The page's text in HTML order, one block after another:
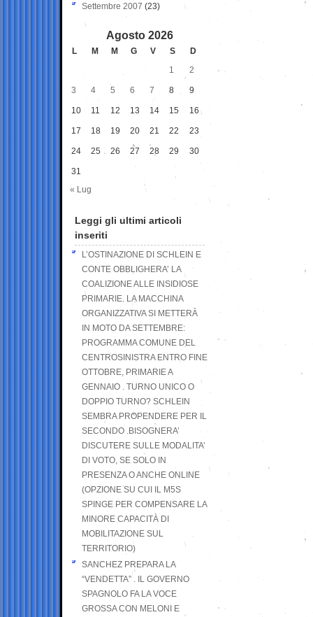
Settembre 2007 (23)
Agosto 2026
L M M G V S
D
1
2
3 4 5 6 7 8 9
10 11 12 13 14 15 16
17 18 19 20 21 22 23
24 25 26 27 28 29 30
31
« Lug
Leggi gli ultimi articoli
inseriti
L’OSTINAZIONE DI SCHLEIN E
CONTE OBBLIGHERA’ LA
COALIZIONE ALLE INSIDIOSE
PRIMARIE. LA MACCHINA
ORGANIZZATIVA SI METTERÀ
IN MOTO DA SETTEMBRE:
PROGRAMMA COMUNE DEL
CENTROSINISTRA ENTRO FINE
OTTOBRE, PRIMARIE A
GENNAIO . TURNO UNICO O
DOPPIO TURNO? SCHLEIN
SEMBRA PROPENDERE PER IL
SECONDO .BISOGNERA’
DISCUTERE SULLE MODALITA’
DI VOTO, SE SOLO IN
PRESENZA O ANCHE ONLINE
(OPZIONE SU CUI IL M5S
SPINGE PER COMPENSARE LA
MINORE CAPACITÀ DI
MOBILITAZIONE SUL
TERRITORIO)
SANCHEZ PREPARA LA
“VENDETTA” . IL GOVERNO
SPAGNOLO FA LA VOCE
GROSSA CON MELONI E